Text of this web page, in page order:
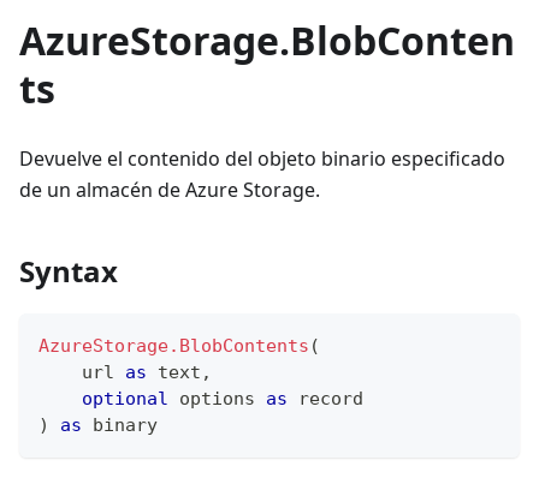
AzureStorage.BlobConten
ts
Devuelve el contenido del objeto binario especificado
de un almacén de Azure Storage.
Syntax
AzureStorage.BlobContents (
    url
as text ,
optional options as
record
)
as binary